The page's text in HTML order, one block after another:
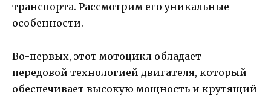
транспорта. Рассмотрим его уникальные
особенности.
Во-первых, этот мотоцикл обладает
передовой технологией двигателя, который
обеспечивает высокую мощность и крутящий